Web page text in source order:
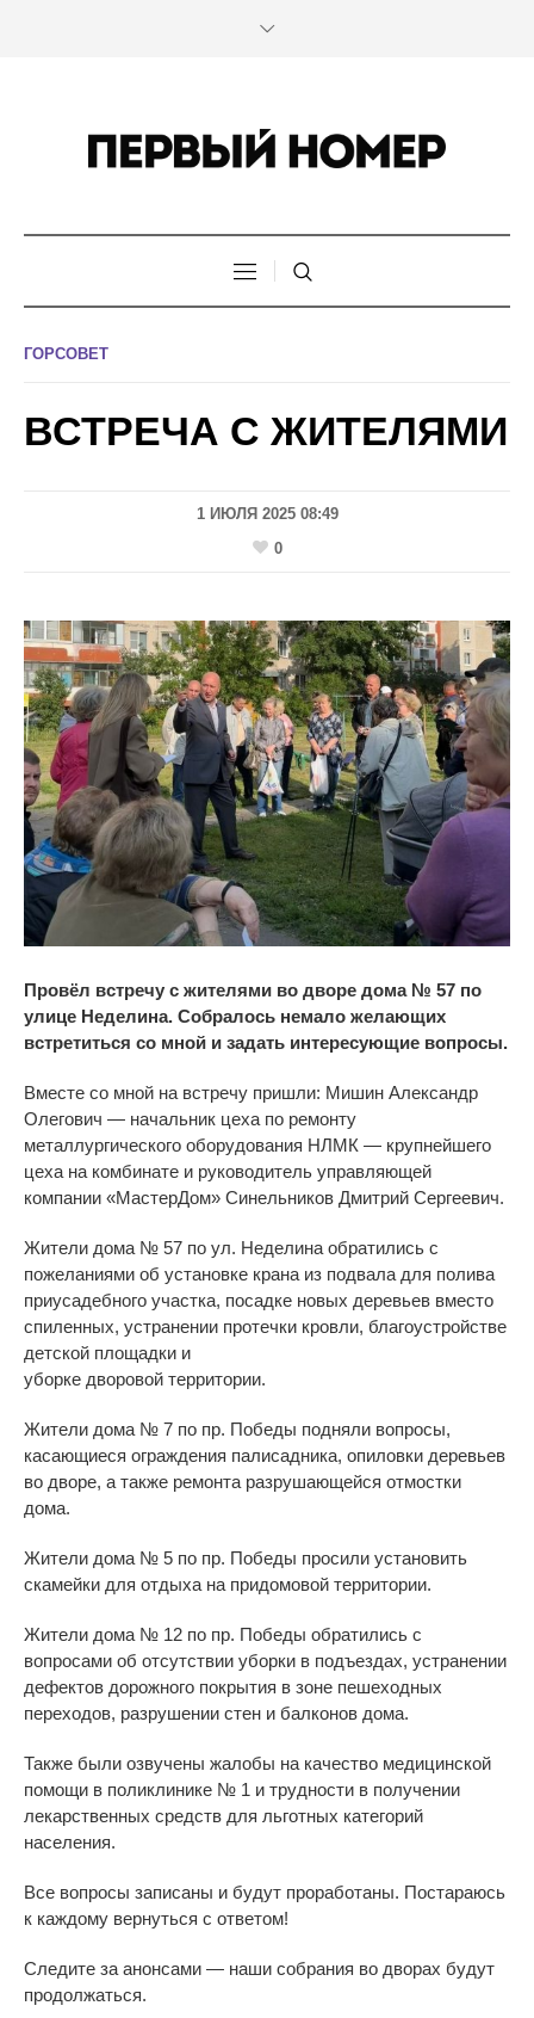
ГОРСОВЕТ
ВСТРЕЧА С ЖИТЕЛЯМИ
1 ИЮЛЯ 2025 08:49
0
Провёл встречу с жителями во дворе дома № 57 по
улице Неделина. Собралось немало желающих
встретиться со мной и задать интересующие вопросы.
Вместе со мной на встречу пришли: Мишин Александр
Олегович — начальник цеха по ремонту
металлургического оборудования НЛМК — крупнейшего
цеха на комбинате и руководитель управляющей
компании «МастерДом» Синельников Дмитрий Сергеевич.
Жители дома № 57 по ул. Неделина обратились с
пожеланиями об установке крана из подвала для полива
приусадебного участка, посадке новых деревьев вместо
спиленных, устранении протечки кровли, благоустройстве
детской площадки и
уборке дворовой территории.
Жители дома № 7 по пр. Победы подняли вопросы,
касающиеся ограждения палисадника, опиловки деревьев
во дворе, а также ремонта разрушающейся отмостки
дома.
Жители дома № 5 по пр. Победы просили установить
скамейки для отдыха на придомовой территории.
Жители дома № 12 по пр. Победы обратились с
вопросами об отсутствии уборки в подъездах, устранении
дефектов дорожного покрытия в зоне пешеходных
переходов, разрушении стен и балконов дома.
Также были озвучены жалобы на качество медицинской
помощи в поликлинике № 1 и трудности в получении
лекарственных средств для льготных категорий
населения.
Все вопросы записаны и будут проработаны. Постараюсь
к каждому вернуться с ответом!
Следите за анонсами — наши собрания во дворах будут
продолжаться.